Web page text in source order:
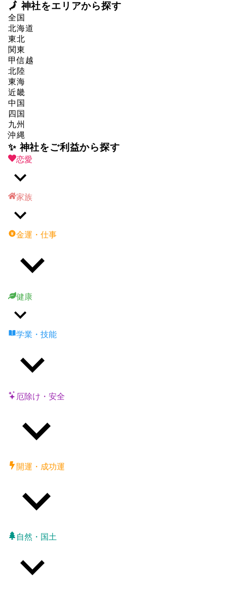
🗾 神社をエリアから探す
全国
北海道
東北
関東
甲信越
北陸
東海
近畿
中国
四国
九州
沖縄
✨ 神社をご利益から探す
恋愛
家族
金運・仕事
健康
学業・技能
厄除け・安全
開運・成功運
自然・国土